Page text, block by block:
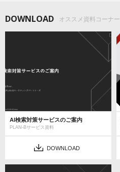
DOWNLOAD オススメ資料コーナー
AI検索対策サービスのご案内
PLAN-Bサービス資料
DOWNLOAD